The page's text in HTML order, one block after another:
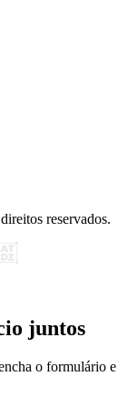
reservados.
juntos
o formulário e